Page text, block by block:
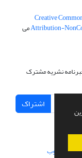
Creative
Attribution-می
نشریه مشترک
اشتراک
از سیناوب